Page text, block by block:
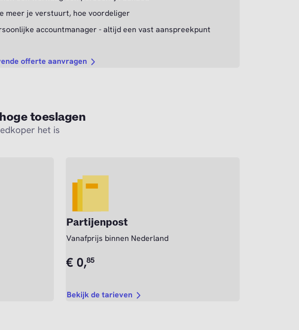
meer je verstuurt, hoe voordeliger
accountmanager - altijd een vast aanspreekpunt
offerte aanvragen
toeslagen
het is
Partijenpost
Vanafprijs binnen Nederland
€ 0,85
Bekijk de tarieven